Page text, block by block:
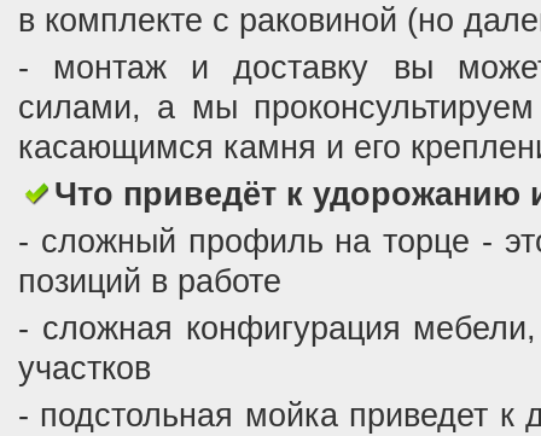
в комплекте с раковиной (но
- монтаж и доставку вы
силами, а мы
касающимся камня и его
Что приведёт к удорожанию
- сложный профиль на торце -
позиций в работе
- сложная конфигурация
участков
- подстольная мойка приведет к